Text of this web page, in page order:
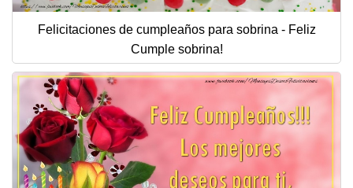
Felicitaciones de cumpleaños para sobrina - Feliz
Cumple sobrina!